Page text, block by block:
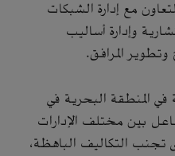
مع إدارة الشبكات
وإدارة أساليب
وتطوير المرافق.
المنطقة البحرية في
بين مختلف الإدارات
تجنب التكاليف الباهظة،